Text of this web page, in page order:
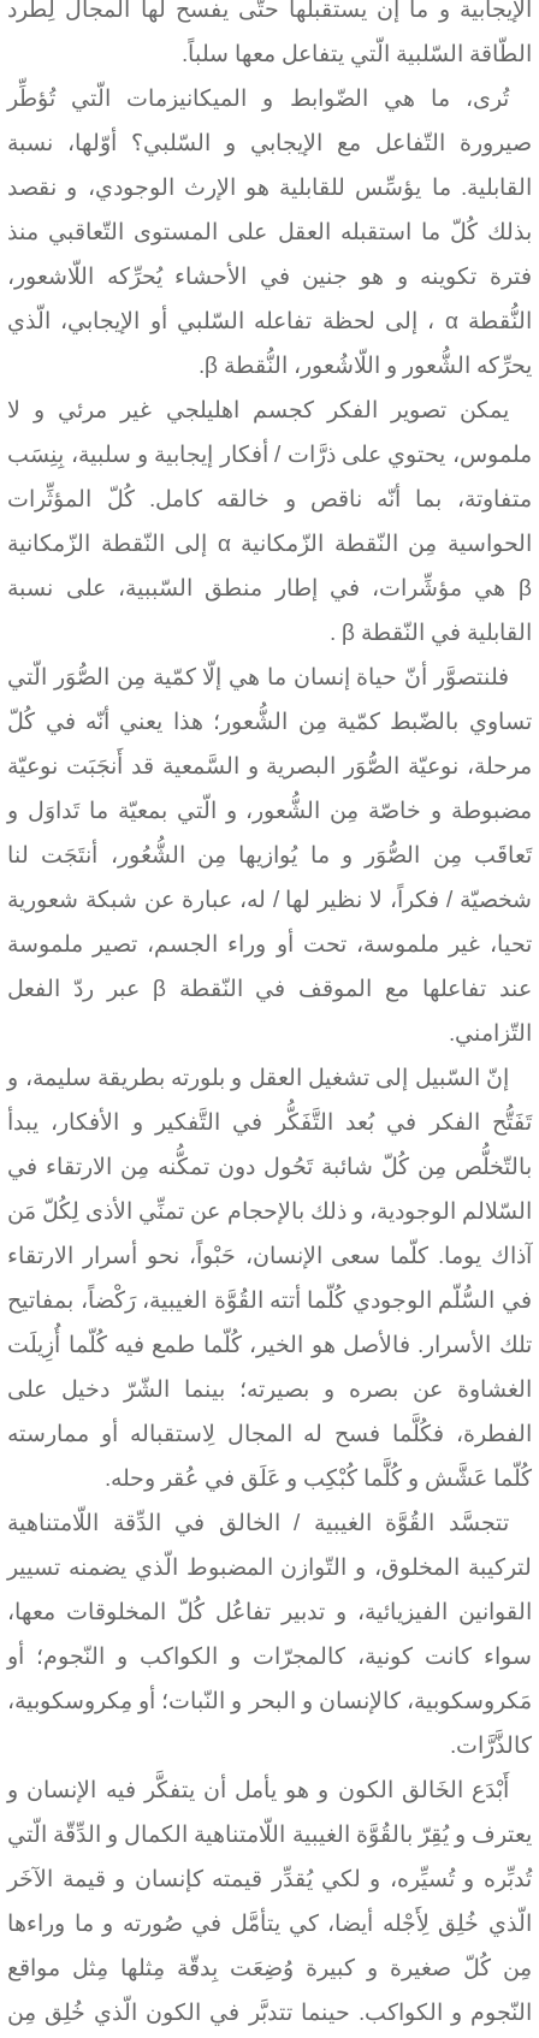
الإيجابية و ما إن يستقبلها حتّى يفسح لها المجال لِطرد
الطّاقة السّلبية الّتي يتفاعل معها سلباً.
تُرى، ما هي الضّوابط و الميكانيزمات الّتي تُؤطِّر
صيرورة التّفاعل مع الإيجابي و السّلبي؟ أوّلها، نسبة
القابلية. ما يؤسِّس للقابلية هو الإرث الوجودي، و نقصد
بذلك كُلّ ما استقبله العقل على المستوى التّعاقبي منذ
فترة تكوينه و هو جنين في الأحشاء يُحرِّكه اللّاشعور،
النُّقطة α ، إلى لحظة تفاعله السّلبي أو الإيجابي، الّذي
يحرِّكه الشُّعور و اللّاشُعور، النُّقطة β
.
يمكن تصوير الفكر كجسم اهليلجي غير مرئي و لا
ملموس، يحتوي على ذرَّات / أفكار إيجابية و سلبية، بِنِسَب
متفاوتة، بما أنّه ناقص و خالقه كامل. كُلّ المؤثِّرات
الحواسية مِن النّقطة الزّمكانية α إلى النّقطة الزّمكانية
β
هي مؤشِّرات، في إطار منطق السّببية، على نسبة
القابلية في النّقطة . β
فلنتصوَّر أنّ حياة إنسان ما هي إلّا كمّية مِن الصُّوَر الّتي
تساوي بالضّبط كمّية مِن الشُّعور؛ هذا يعني أنّه في كُلّ
مرحلة، نوعيّة الصُّوَر البصرية و السَّمعية قد أَنجَبَت نوعيّة
مضبوطة و خاصّة مِن الشُّعور، و الّتي بمعيّة ما تَداوَل و
تَعاقَب مِن الصُّوَر و ما يُوازيها مِن الشُّعُور، أنتَجَت لنا
شخصيّة / فكراً، لا نظير لها / له، عبارة عن شبكة شعورية
تحيا، غير ملموسة، تحت أو وراء الجسم، تصير ملموسة
عند تفاعلها مع الموقف في النّقطة β عبر ردّ الفعل
التّزامني.
إنّ السّبيل إلى تشغيل العقل و بلورته بطريقة سليمة، و
تَفَتُّح الفكر في بُعد التَّفَكُّر في التَّفكير و الأفكار، يبدأ
بالتّخلُّص مِن كُلّ شائبة تَحُول دون تمكُّنه مِن الارتقاء في
السّلالم الوجودية، و ذلك بالإحجام عن تمنِّي الأذى لِكُلّ مَن
آذاك يوما. كلّما سعى الإنسان، حَبْواً، نحو أسرار الارتقاء
في السُّلّم الوجودي كُلّما أتته القُوَّة الغيبية، رَكْضاً، بمفاتيح
تلك الأسرار. فالأصل هو الخير، كُلّما طمع فيه كُلّما أُزِيلَت
الغشاوة عن بصره و بصيرته؛ بينما الشّرّ دخيل على
الفطرة، فكُلَّما فسح له المجال لِاستقباله أو ممارسته
كُلّما عَشَّش و كُلَّما كُبْكِب و عَلَق في عُقر وحله.
تتجسَّد القُوَّة الغيبية / الخالق في الدِّقة اللّامتناهية
لتركيبة المخلوق، و التّوازن المضبوط الّذي يضمنه تسيير
القوانين الفيزيائية، و تدبير تفاعُل كُلّ المخلوقات معها،
سواء كانت كونية، كالمجرّات و الكواكب و النّجوم؛ أو
مَكروسكوبية، كالإنسان و البحر و النّبات؛ أو مِكروسكوبية،
كالذَّرَّات.
أَبْدَع الخَالق الكون و هو يأمل أن يتفكَّر فيه الإنسان و
يعترف و يُقِرّ بالقُوَّة الغيبية اللّامتناهية الكمال و الدِّقّة الّتي
تُدبِّره و تُسيِّره، و لكي يُقدِّر قيمته كإنسان و قيمة الآخَر
الّذي خُلِق لِأَجْله أيضا، كي يتأمَّل في صُورته و ما وراءها
مِن كُلّ صغيرة و كبيرة وُضِعَت بِدقّة مِثلها مِثل مواقع
النّجوم و الكواكب. حينما تتدبَّر في الكون الّذي خُلِق مِن